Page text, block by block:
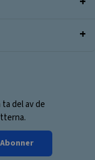
del av de
Abonner